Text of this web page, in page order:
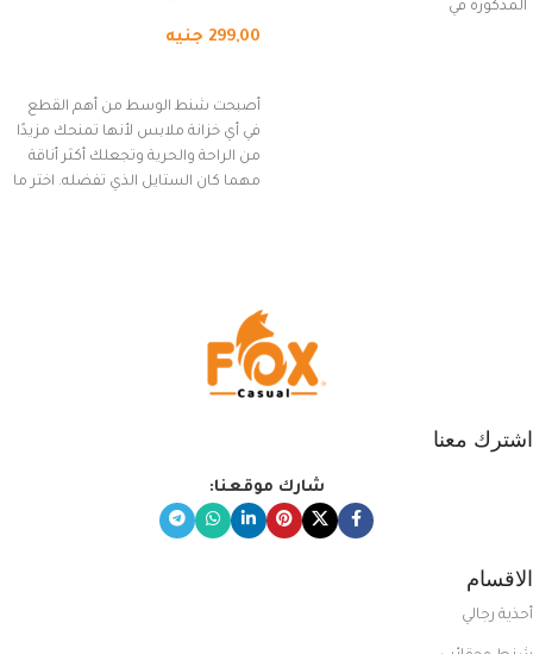
المذكورة في
(رمادي)
299,00 جنيه
أصبحت شنط الوسط من أهم القطع
في أي خزانة ملابس لأنها تمنحك مزيدًا
من الراحة والحرية وتجعلك أكثر أناقة
مهما كان الستايل الذي تفضله. اختر ما
اشترك معنا
شارك موقعنا:
الاقسام
أحذية رجالي